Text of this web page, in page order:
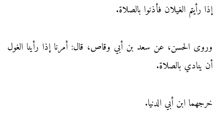
إذا رأيتم الغيلان فأذنوا بالصلاة.
وروى الحسن، عن سعد بن أبي وقاص، قال: أمرنا إذا رأينا الغول
أن ينادي بالصلاة.
خرجهما ابن أبي الدنيا.